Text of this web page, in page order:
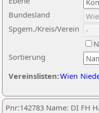
Sortierung
Bundesland
Spgem./Kreis/Verein
Vereinslisten:Wien
Pnr:142783 Name: DI FH